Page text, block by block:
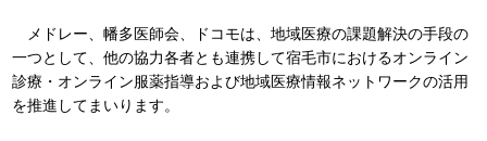
メドレー、幡多医師会、ドコモは、地域医療の課題解決の手段の
一つとして、他の協力各者とも連携して宿毛市におけるオンライン
診療・オンライン服薬指導および地域医療情報ネットワークの活用
を推進してまいります。